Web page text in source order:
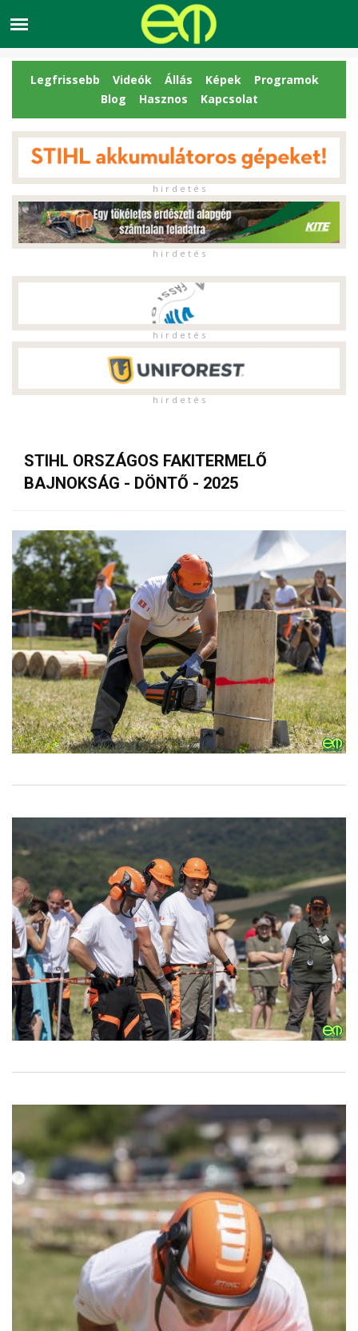
Legfrissebb Videók Állás Képek
Programok
Blog
Hasznos Kapcsolat
h i r d e t é s
h i r d e t é s
h i r d e t é s
h i r d e t é s
STIHL ORSZÁGOS FAKITERMELŐ
BAJNOKSÁG - DÖNTŐ - 2025